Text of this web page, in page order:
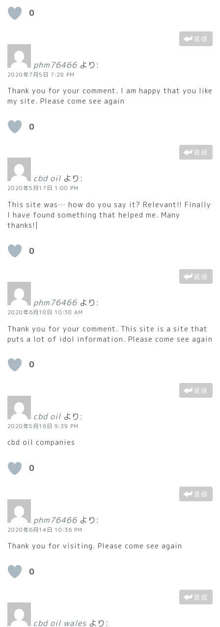
0
返信
phm76466 より:
2020年7月5日 7:28 PM
Thank you for your comment. I am happy that you like
my site. Please come see again
0
返信
cbd oil より:
2020年5月17日 1:00 PM
This site was… how do you say it? Relevant!! Finally
I have found something that helped me. Many
thanks!|
0
返信
phm76466 より:
2020年6月18日 10:38 AM
Thank you for your comment. This site is a site that
puts a lot of idol information. Please come see again
0
返信
cbd oil より:
2020年5月16日 9:39 PM
cbd oil companies
0
返信
phm76466 より:
2020年6月14日 10:36 PM
Thank you for visiting. Please come see again
0
返信
cbd oil wales より: